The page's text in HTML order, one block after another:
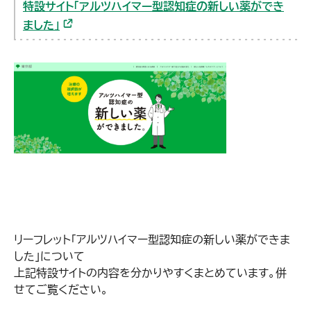
特設サイト「アルツハイマー型認知症の新しい薬ができ
ました」 （外部リンク）
リーフレット「アルツハイマー型認知症の新しい薬ができま
した」について
上記特設サイトの内容を分かりやすくまとめています。併
せてご覧ください。